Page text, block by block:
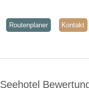
Routenplaner Kontakt
Seehotel